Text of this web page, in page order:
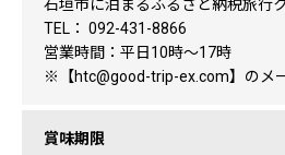
石垣市に泊まるふるさと納税旅行
TEL： 092-431-8866
営業時間：平日10時～17時
※【htc@good-trip-ex.com】のメ
賞味期限